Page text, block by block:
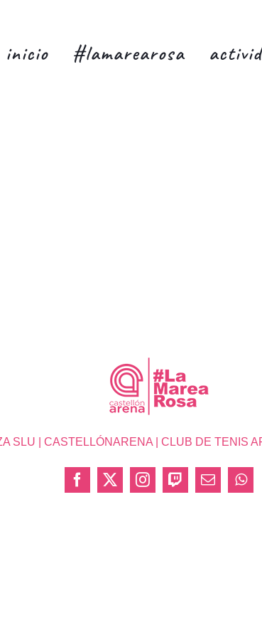
inicio #lamarearosa
| CASTELLÓNARENA | CLUB DE TENIS
Facebook
X InstagramTwitchCorreo